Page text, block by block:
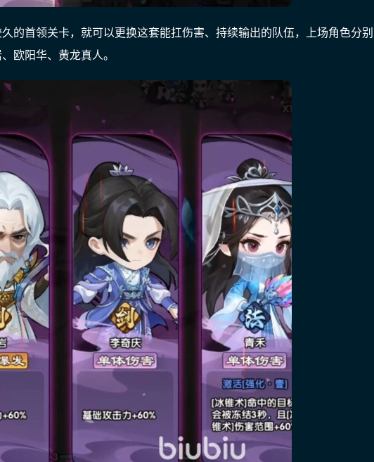
的首领关卡，就可以更换这套能扛伤害、持续输出的队伍，上场角色分别
欧阳华、黄龙真人。